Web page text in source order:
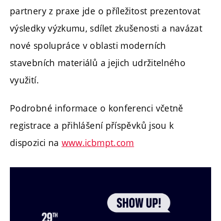
partnery z praxe jde o příležitost prezentovat
výsledky výzkumu, sdílet zkušenosti a navázat
nové spolupráce v oblasti moderních
stavebních materiálů a jejich udržitelného
využití.
Podrobné informace o konferenci včetně
registrace a přihlášení příspěvků jsou k
dispozici na www.icbmpt.com